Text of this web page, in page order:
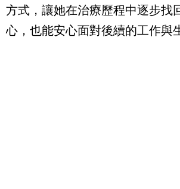
方式，讓她在治療歷程中逐步找
心，也能安心面對後續的工作與